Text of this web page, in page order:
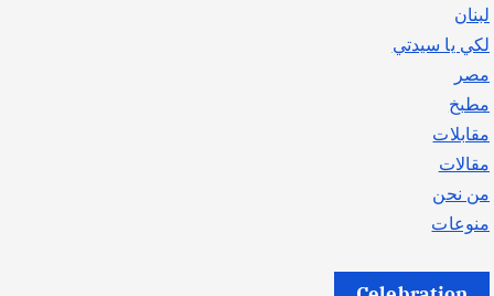
لبنان
لكي يا سيدتي
مصر
مطبخ
مقابلات
مقالات
من نحن
منوعات